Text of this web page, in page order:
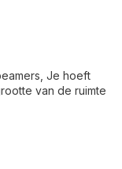
Je hoeft
van de ruimte